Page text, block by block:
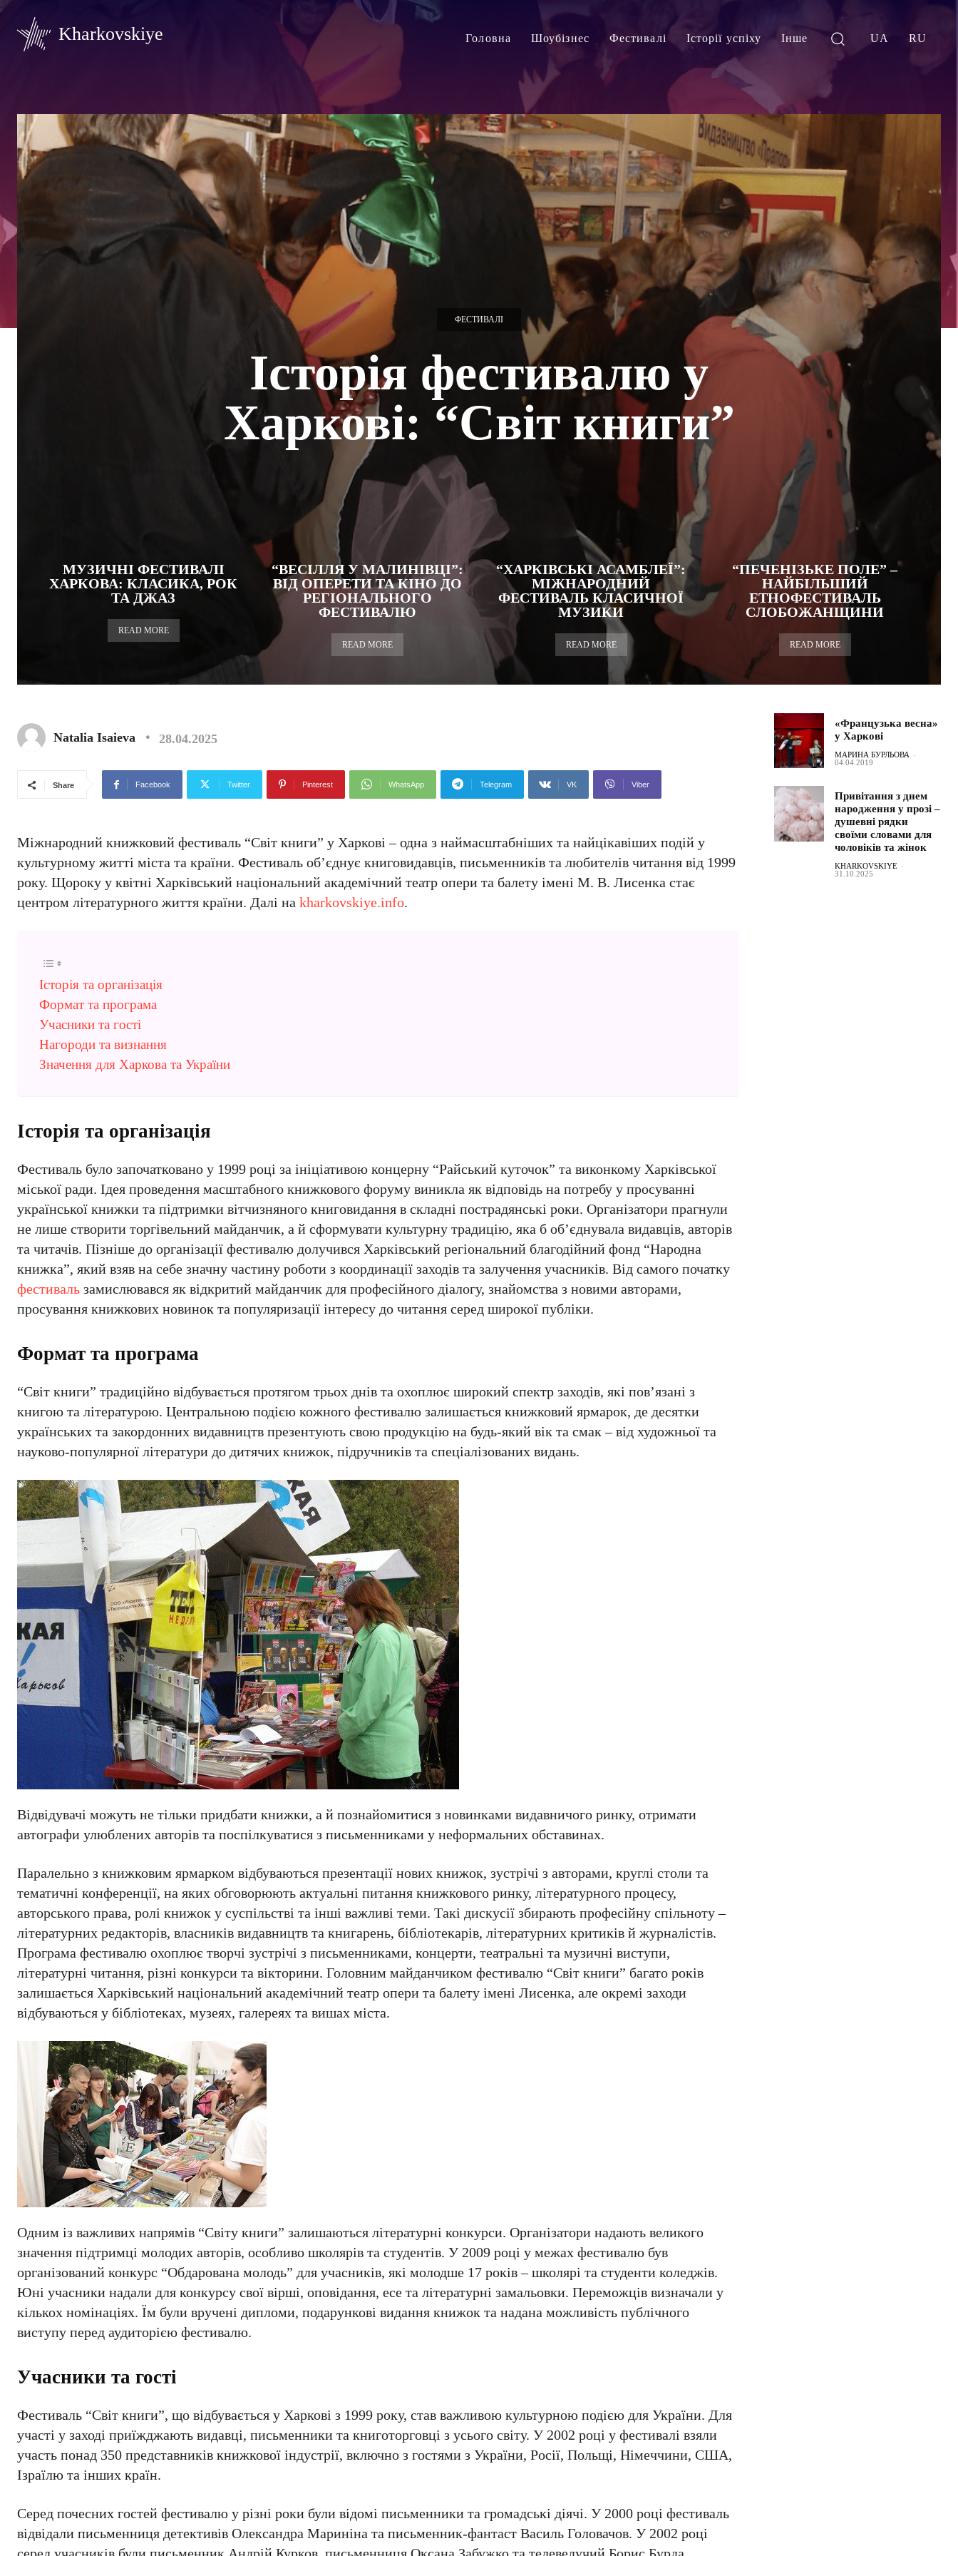
Kharkovskiye Головна Шоубізнес Фестивалі Історії успіху Інше UA RU
ФЕСТИВАЛІ
Історія фестивалю у
Харкові: “Світ книги”
МУЗИЧНІ ФЕСТИВАЛІ
ХАРКОВА: КЛАСИКА, РОК
ТА ДЖАЗ
READ MORE
“ВЕСІЛЛЯ У МАЛИНІВЦІ”:
ВІД ОПЕРЕТИ ТА КІНО ДО
РЕГІОНАЛЬНОГО
ФЕСТИВАЛЮ
READ MORE
“ХАРКІВСЬКІ АСАМБЛЕЇ”:
МІЖНАРОДНИЙ
ФЕСТИВАЛЬ КЛАСИЧНОЇ
МУЗИКИ
READ MORE
“ПЕЧЕНІЗЬКЕ ПОЛЕ” –
НАЙБІЛЬШИЙ
ЕТНОФЕСТИВАЛЬ
СЛОБОЖАНЩИНИ
READ MORE
Natalia Isaieva 28.04.2025
Share Facebook Twitter Pinterest WhatsApp Telegram VK Viber
Міжнародний книжковий фестиваль “Світ книги” у Харкові – одна з наймасштабніших та найцікавіших подій у
культурному житті міста та країни. Фестиваль об’єднує книговидавців, письменників та любителів читання від 1999
року. Щороку у квітні Харківський національний академічний театр опери та балету імені М. В. Лисенка стає
центром літературного життя країни. Далі на kharkovskiye.info.
Історія та організація
Формат та програма
Учасники та гості
Нагороди та визнання
Значення для Харкова та України
Історія та організація
Фестиваль було започатковано у 1999 році за ініціативою концерну “Райський куточок” та виконкому Харківської
міської ради. Ідея проведення масштабного книжкового форуму виникла як відповідь на потребу у просуванні
української книжки та підтримки вітчизняного книговидання в складні пострадянські роки. Організатори прагнули
не лише створити торгівельний майданчик, а й сформувати культурну традицію, яка б об’єднувала видавців, авторів
та читачів. Пізніше до організації фестивалю долучився Харківський регіональний благодійний фонд “Народна
книжка”, який взяв на себе значну частину роботи з координації заходів та залучення учасників. Від самого початку
фестиваль замислювався як відкритий майданчик для професійного діалогу, знайомства з новими авторами,
просування книжкових новинок та популяризації інтересу до читання серед широкої публіки.
Формат та програма
“Світ книги” традиційно відбувається протягом трьох днів та охоплює широкий спектр заходів, які пов’язані з
книгою та літературою. Центральною подією кожного фестивалю залишається книжковий ярмарок, де десятки
українських та закордонних видавництв презентують свою продукцію на будь-який вік та смак – від художньої та
науково-популярної літератури до дитячих книжок, підручників та спеціалізованих видань.
Відвідувачі можуть не тільки придбати книжки, а й познайомитися з новинками видавничого ринку, отримати
автографи улюблених авторів та поспілкуватися з письменниками у неформальних обставинах.
Паралельно з книжковим ярмарком відбуваються презентації нових книжок, зустрічі з авторами, круглі столи та
тематичні конференції, на яких обговорюють актуальні питання книжкового ринку, літературного процесу,
авторського права, ролі книжок у суспільстві та інші важливі теми. Такі дискусії збирають професійну спільноту –
літературних редакторів, власників видавництв та книгарень, бібліотекарів, літературних критиків й журналістів.
Програма фестивалю охоплює творчі зустрічі з письменниками, концерти, театральні та музичні виступи,
літературні читання, різні конкурси та вікторини. Головним майданчиком фестивалю “Світ книги” багато років
залишається Харківський національний академічний театр опери та балету імені Лисенка, але окремі заходи
відбуваються у бібліотеках, музеях, галереях та вишах міста.
Одним із важливих напрямів “Світу книги” залишаються літературні конкурси. Організатори надають великого
значення підтримці молодих авторів, особливо школярів та студентів. У 2009 році у межах фестивалю був
організований конкурс “Обдарована молодь” для учасників, які молодше 17 років – школярі та студенти коледжів.
Юні учасники надали для конкурсу свої вірші, оповідання, есе та літературні замальовки. Переможців визначали у
кількох номінаціях. Їм були вручені дипломи, подарункові видання книжок та надана можливість публічного
виступу перед аудиторією фестивалю.
Учасники та гості
Фестиваль “Світ книги”, що відбувається у Харкові з 1999 року, став важливою культурною подією для України. Для
участі у заході приїжджають видавці, письменники та книготорговці з усього світу. У 2002 році у фестивалі взяли
участь понад 350 представників книжкової індустрії, включно з гостями з України, Росії, Польщі, Німеччини, США,
Ізраїлю та інших країн.
Серед почесних гостей фестивалю у різні роки були відомі письменники та громадські діячі. У 2000 році фестиваль
відвідали письменниця детективів Олександра Мариніна та письменник-фантаст Василь Головачов. У 2002 році
«Французька весна»
у Харкові
МАРИНА БУРЛЬОВА -
04.04.2019
Привітання з днем
народження у прозі –
душевні рядки
своїми словами для
чоловіків та жінок
KHARKOVSKIYE -
31.10.2025